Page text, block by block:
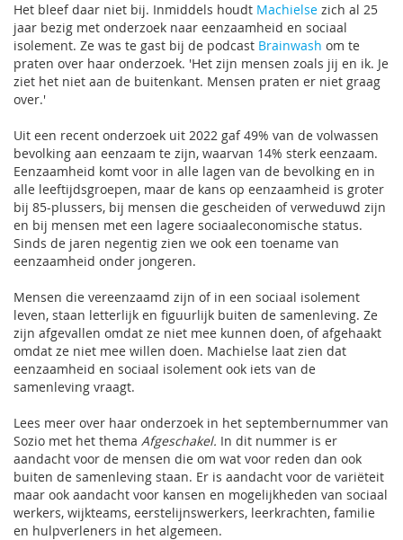
Het bleef daar niet bij. Inmiddels houdt Machielse zich al 25
jaar bezig met onderzoek naar eenzaamheid en sociaal
isolement. Ze was te gast bij de podcast Brainwash om te
praten over haar onderzoek. 'Het zijn mensen zoals jij en ik. Je
ziet het niet aan de buitenkant. Mensen praten er niet graag
over.'
Uit een recent onderzoek uit 2022 gaf 49% van de volwassen
bevolking aan eenzaam te zijn, waarvan 14% sterk eenzaam.
Eenzaamheid komt voor in alle lagen van de bevolking en in
alle leeftijdsgroepen, maar de kans op eenzaamheid is groter
bij 85-plussers, bij mensen die gescheiden of verweduwd zijn
en bij mensen met een lagere sociaaleconomische status.
Sinds de jaren negentig zien we ook een toename van
eenzaamheid onder jongeren.
Mensen die vereenzaamd zijn of in een sociaal isolement
leven, staan letterlijk en figuurlijk buiten de samenleving. Ze
zijn afgevallen omdat ze niet mee kunnen doen, of afgehaakt
omdat ze niet mee willen doen. Machielse laat zien dat
eenzaamheid en sociaal isolement ook iets van de
samenleving vraagt.
Lees meer over haar onderzoek in het septembernummer van
Sozio met het thema Afgeschakel. In dit nummer is er
aandacht voor de mensen die om wat voor reden dan ook
buiten de samenleving staan. Er is aandacht voor de variëteit
maar ook aandacht voor kansen en mogelijkheden van sociaal
werkers, wijkteams, eerstelijnswerkers, leerkrachten, familie
en hulpverleners in het algemeen.